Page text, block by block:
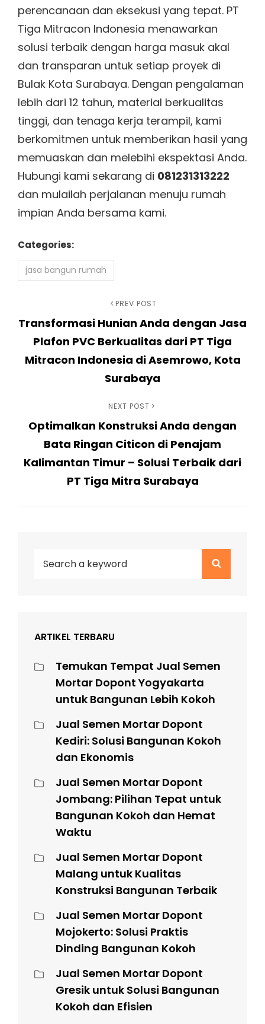
perencanaan dan eksekusi yang tepat. PT
Tiga Mitracon Indonesia menawarkan
solusi terbaik dengan harga masuk akal
dan transparan untuk setiap proyek di
Bulak Kota Surabaya. Dengan pengalaman
lebih dari 12 tahun, material berkualitas
tinggi, dan tenaga kerja terampil, kami
berkomitmen untuk memberikan hasil yang
memuaskan dan melebihi ekspektasi Anda.
Hubungi kami sekarang di 081231313222
dan mulailah perjalanan menuju rumah
impian Anda bersama kami.
Categories:
jasa bangun rumah
pos
Post
PREV POST
Transformasi Hunian Anda dengan Jasa
Plafon PVC Berkualitas dari PT Tiga
Mitracon Indonesia di Asemrowo, Kota
Surabaya
Post
NEXT POST
Optimalkan Konstruksi Anda dengan
Bata Ringan Citicon di Penajam
Kalimantan Timur – Solusi Terbaik dari
PT Tiga Mitra Surabaya
Search
ARTIKEL TERBARU
Temukan Tempat Jual Semen
Mortar Dopont Yogyakarta
untuk Bangunan Lebih Kokoh
Jual Semen Mortar Dopont
Kediri: Solusi Bangunan Kokoh
dan Ekonomis
Jual Semen Mortar Dopont
Jombang: Pilihan Tepat untuk
Bangunan Kokoh dan Hemat
Waktu
Jual Semen Mortar Dopont
Malang untuk Kualitas
Konstruksi Bangunan Terbaik
Jual Semen Mortar Dopont
Mojokerto: Solusi Praktis
Dinding Bangunan Kokoh
Jual Semen Mortar Dopont
Gresik untuk Solusi Bangunan
Kokoh dan Efisien